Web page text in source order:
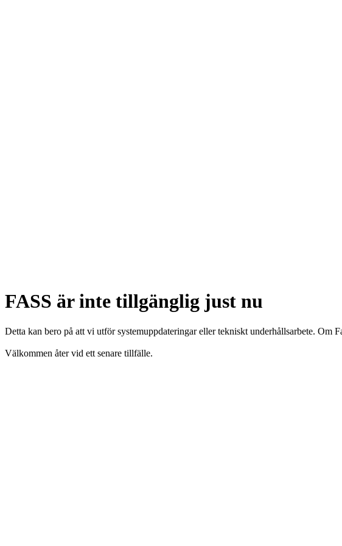
FASS är inte tillgänglig just nu
Detta kan bero på att vi utför systemuppdateringar eller tekniskt underhållsarbete. Om
Välkommen åter vid ett senare tillfälle.